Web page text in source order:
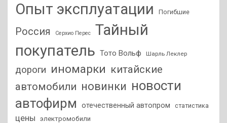
Опыт эксплуатации Погибшие
Россия Серхио Перес
Тайный
покупатель Тото Вольф Шарль Леклер
дороги иномарки китайские
автомобили новинки новости
автофирм
отечественный автопром статистика
цены электромобили